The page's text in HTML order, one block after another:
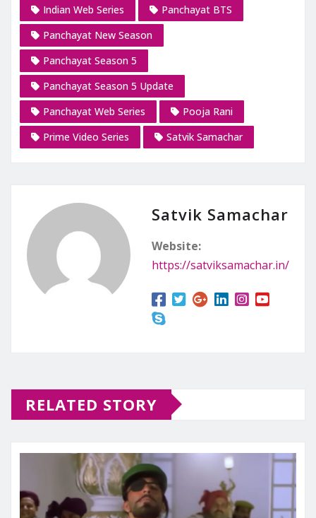
Indian Web Series
Panchayat BTS
Panchayat New Season
Panchayat Season 5
Panchayat Season 5 Update
Panchayat Web Series
Pooja Rani
Prime Video Series
Satvik Samachar
Satvik Samachar
Website:
https://satviksamachar.in/
RELATED STORY